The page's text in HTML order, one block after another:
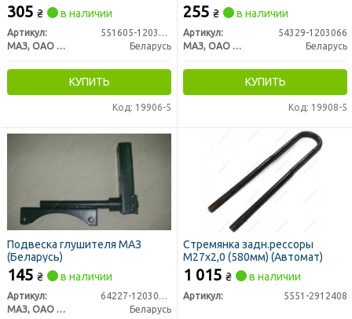
305 ₴ в наличии
Артикул:
551605-1203066-050
МАЗ, ОАО «Минский автомобильный завод»
Беларусь
КУПИТЬ
Код: 19906-5
255 ₴ в наличии
Артикул:
54329-1203066
МАЗ, ОАО «Минский автомобильный завод»
Беларусь
КУПИТЬ
Код: 19908-5
Подвеска глушителя МАЗ
(Беларусь)
145 ₴ в наличии
Артикул:
64227-1203063-01
МАЗ, ОАО «Минский автомобильный завод»
Беларусь
Стремянка задн.рессоры
М27х2,0 (580мм) (Автомат)
1 015 ₴ в наличии
Артикул: 5551-2912408